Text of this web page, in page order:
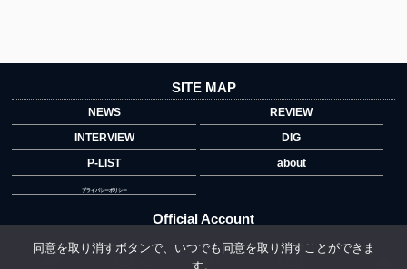
SITE MAP
NEWS
REVIEW
INTERVIEW
DIG
P-LIST
about
プライバシーポリシー
Official Account
同意を取り消すボタンで、いつでも同意を取り消すことができま
す。